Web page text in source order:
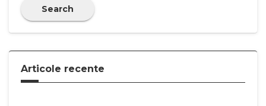
Search
Articole recente